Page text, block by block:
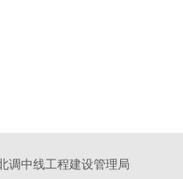
调中线工程建设管理局